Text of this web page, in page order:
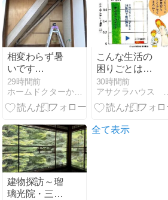
相変わらず暑
いです
ね・・・(*_*;
29時間前
ホームドクターかいしん君が行く！！
こんな生活の
困りごとは
『エコカラッ
ト』 でぜ～ん
ぶ解決！！
30時間前
建物探訪～瑠
璃光院・三井
全て表示